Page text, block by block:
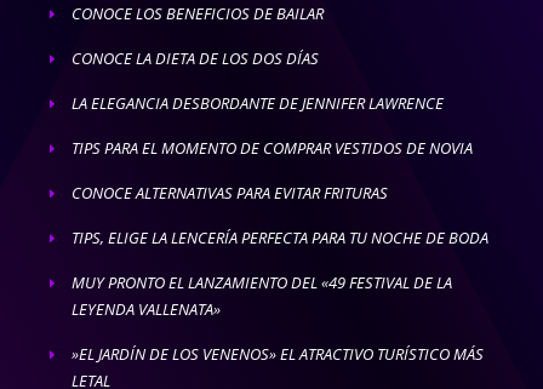
E CONOCE LOS BENEFICIOS DE BAILAR
E CONOCE LA DIETA DE LOS DOS DÍAS
E LA ELEGANCIA DESBORDANTE DE JENNIFER LAWRENCE
E TIPS PARA EL MOMENTO DE COMPRAR VESTIDOS DE NOVIA
E CONOCE ALTERNATIVAS PARA EVITAR FRITURAS
E TIPS, ELIGE LA LENCERÍA PERFECTA PARA TU NOCHE DE BODA
E
MUY PRONTO EL LANZAMIENTO DEL «49 FESTIVAL DE LA
LEYENDA VALLENATA»
E
»EL JARDÍN DE LOS VENENOS» EL ATRACTIVO TURÍSTICO MÁS
LETAL